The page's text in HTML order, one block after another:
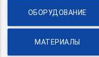
ОБОРУДОВАНИЕ
МАТЕРИАЛЫ